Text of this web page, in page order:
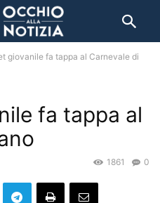
giovanile fa tappa al Carnevale di
fa tappa al
0
1861